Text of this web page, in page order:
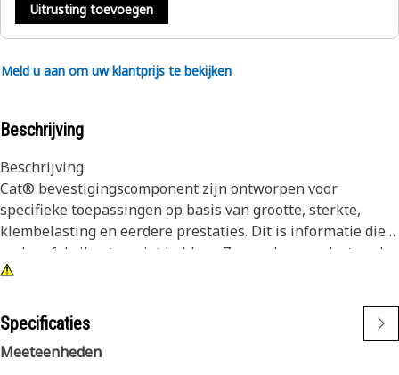
Uitrusting toevoegen
Meld u aan om uw klantprijs te bekijken
Beschrijving
Beschrijving:
Cat® bevestigingscomponent zijn ontworpen voor
specifieke toepassingen op basis van grootte, sterkte,
klembelasting en eerdere prestaties. Dit is informatie die
andere fabrikanten niet hebben. Ze worden geselecteerd
voor een lange prestaties tot aan de revisie of de prestaties
hardware en Fastenersen geschikt zijn voor uw machine,
kent geen enkel ander bedrijf uw uitrusting zo goed als wij.
Deze bouten worden gebruikt in ontwerpen waar niet
Specificaties
Meeteenheden